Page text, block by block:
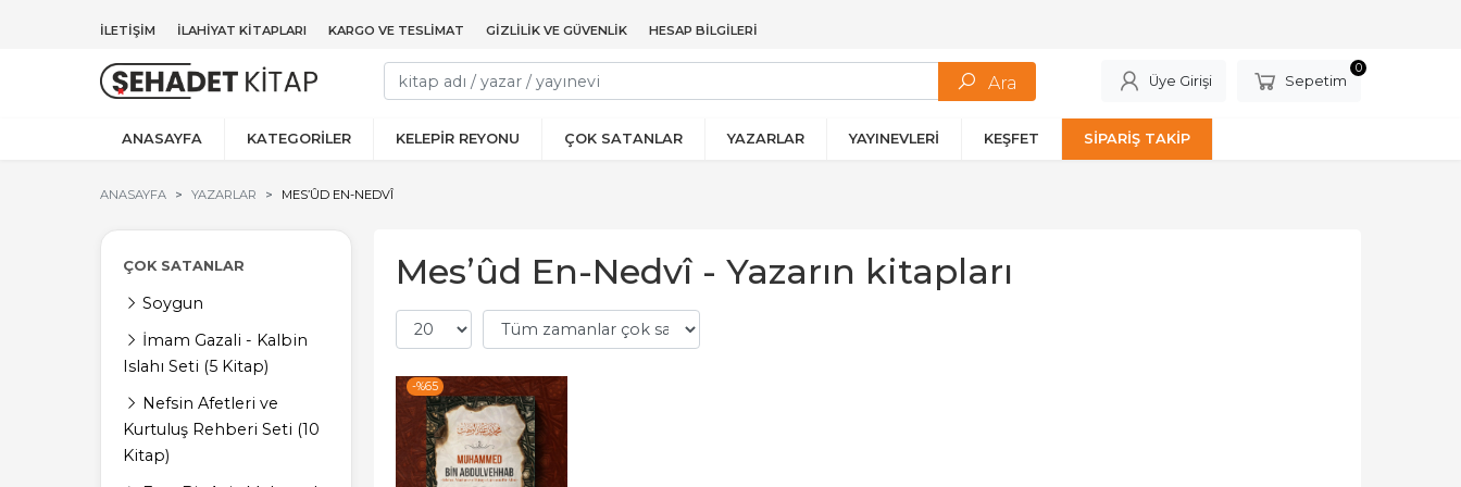
İLETIŞIM İLAHIYAT KITAPLARI KARGO VE TESLIMAT GIZLILIK VE GÜVENLIK HESAP BILGILERI
Üye Girişi Sepetim
0
ANASAYFA KATEGORİLER KELEPİR REYONU ÇOK SATANLAR YAZARLAR YAYINEVLERİ KEŞFET SİPARİŞ TAKİP
ANASAYFA YAZARLAR MES’ÛD EN-NEDVÎ
ÇOK SATANLAR
Soygun
İmam Gazali - Kalbin
Islahı Seti (5 Kitap)
Nefsin Afetleri ve
Kurtuluş Rehberi Seti (10
Kitap)
Mes’ûd En-Nedvî - Yazarın kitapları
-%65